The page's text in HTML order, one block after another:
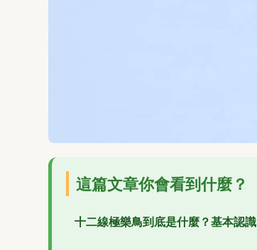
這篇文章你會看到什麼？
十二線極樂鳥到底是什麼？基本認識